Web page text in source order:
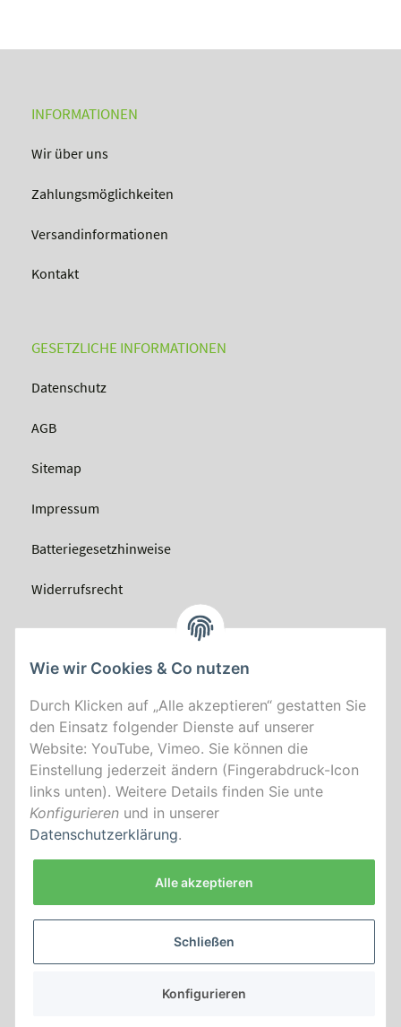
INFORMATIONEN
Wir über uns
Zahlungsmöglichkeiten
Versandinformationen
Kontakt
GESETZLICHE INFORMATIONEN
Datenschutz
AGB
Sitemap
Impressum
Batteriegesetzhinweise
Widerrufsrecht
*Alle Preise inkl. gesetzlicher USt., zzgl.Versand
Datenschutz-Einstellungen
Wie wir Cookies & Co nutzen
Durch Klicken auf „Alle akzeptieren“ gestatten Sie
den Einsatz folgender Dienste auf unserer
Website: YouTube, Vimeo. Sie können die
Einstellung jederzeit ändern (Fingerabdruck-Icon
links unten). Weitere Details finden Sie unte
Konfigurieren und in unserer
Datenschutzerklärung.
Alle akzeptieren
Schließen
Konfigurieren